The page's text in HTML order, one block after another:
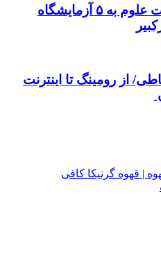
اختصاص پژوهانه وزارت علوم به ۵ آزمایشگاه
از رومینگ تا اینترنت
| قهوه گرنیکا کافی